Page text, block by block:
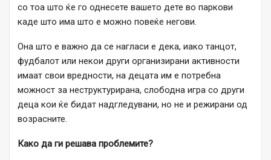
со тоа што ќе го однесете вашето дете во паркови
каде што има што е можно повеќе негови.
Она што е важно да се нагласи е дека, иако танцот,
фудбалот или некои други организирани активности
имаат свои вредности, на децата им е потребна
можност за неструктурирана, слободна игра со други
деца кои ќе бидат надгледувани, но не и режирани од
возрасните.
Како да ги решава проблемите?